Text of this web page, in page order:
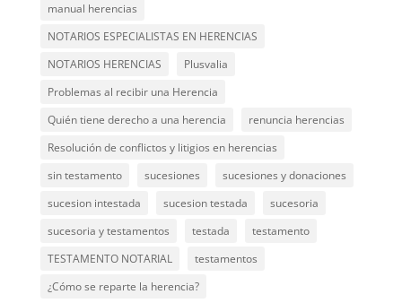
manual herencias
NOTARIOS ESPECIALISTAS EN HERENCIAS
NOTARIOS HERENCIAS
Plusvalia
Problemas al recibir una Herencia
Quién tiene derecho a una herencia
renuncia herencias
Resolución de conflictos y litigios en herencias
sin testamento
sucesiones
sucesiones y donaciones
sucesion intestada
sucesion testada
sucesoria
sucesoria y testamentos
testada
testamento
TESTAMENTO NOTARIAL
testamentos
¿Cómo se reparte la herencia?